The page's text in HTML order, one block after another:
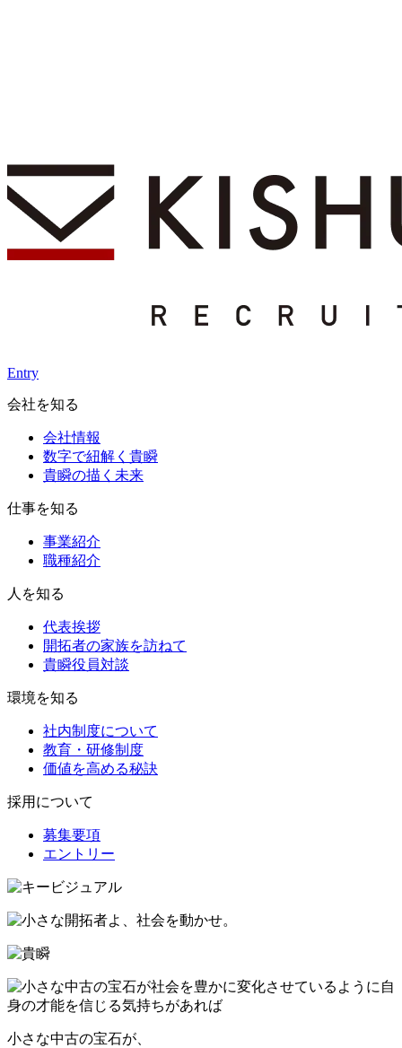
Entry
会社を知る
会社情報
数字で紐解く貴瞬
貴瞬の描く未来
仕事を知る
事業紹介
職種紹介
人を知る
代表挨拶
開拓者の家族を訪ねて
貴瞬役員対談
環境を知る
社内制度について
教育・研修制度
価値を高める秘訣
採用について
募集要項
エントリー
小さな中古の宝石が、